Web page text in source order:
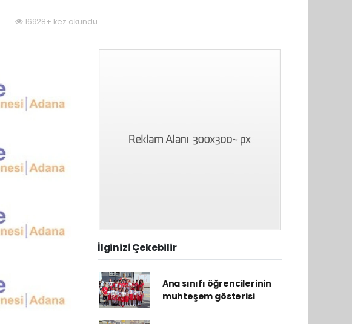
16928+ kez okundu.
İlginizi Çekebilir
Ana sınıfı öğrencilerinin
muhteşem gösterisi